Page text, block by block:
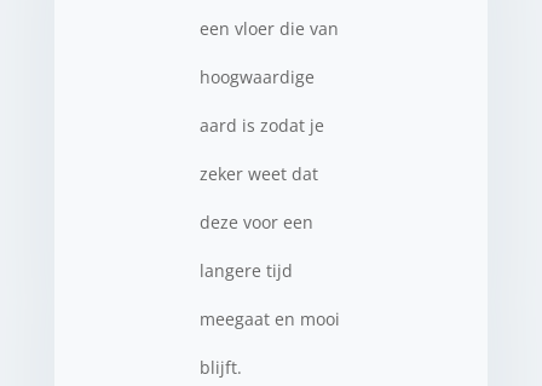
een vloer die van
hoogwaardige
aard is zodat je
zeker weet dat
deze voor een
langere tijd
meegaat en mooi
blijft.